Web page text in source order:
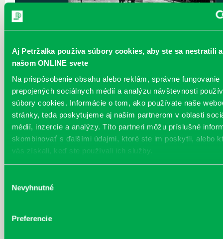
Aj Petržalka používa súbory cookies, aby ste sa nestratili
našom ONLINE svete
Na prispôsobenie obsahu alebo reklám, správne fungovanie
prepojených sociálnych médií a analýzu návštevnosti
súbory cookies. Informácie o tom, ako používate naše
stránky, teda poskytujeme aj našim partnerom v oblasti
médií, inzercie a analýzy. Títo partneri môžu príslušné
skombinovať s ďalšími údajmi, ktoré ste im poskytli, alebo
vás získali, keď ste používali ich služby.
súhlasu
Nevyhnutné
Preferencie
Najnovšie
„Ochlaď sa!“ v petržalskej knižnici
Letné horúčavy dajú zabrať každému z nás.